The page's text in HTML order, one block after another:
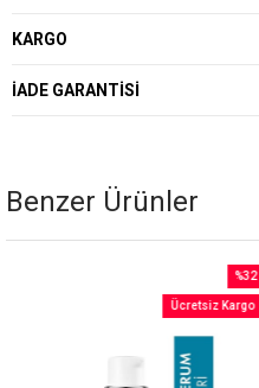
KARGO
İADE GARANTISI
Benzer Ürünler
%32
İndirim
Ücretsiz Kargo